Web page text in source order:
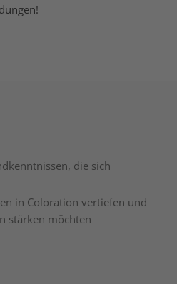
die sich
in Coloration vertiefen und
stärken möchten